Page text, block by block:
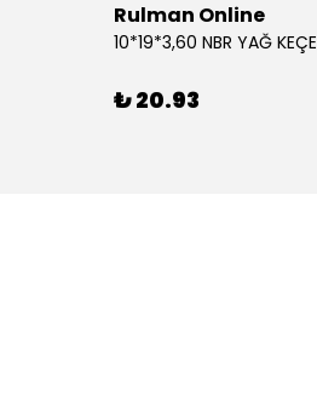
Rulman Online
10*19*3,60 NBR YAĞ KEÇE
₺ 20.93